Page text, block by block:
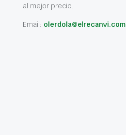
al mejor precio.
Email: olerdola@elrecanvi.com